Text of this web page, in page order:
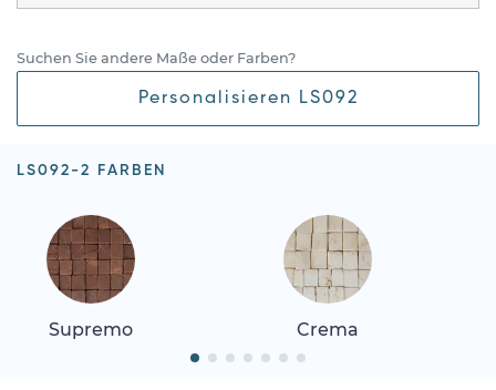
Suchen Sie andere Maße oder Farben?
Personalisieren LS092
LS092-2 FARBEN
Supremo Crema